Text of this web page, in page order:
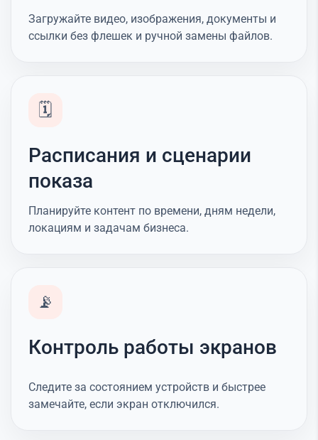
Загружайте видео, изображения, документы и
ссылки без флешек и ручной замены файлов.
🗓️
Расписания и сценарии
показа
Планируйте контент по времени, дням недели,
локациям и задачам бизнеса.
📡
Контроль работы экранов
Следите за состоянием устройств и быстрее
замечайте, если экран отключился.